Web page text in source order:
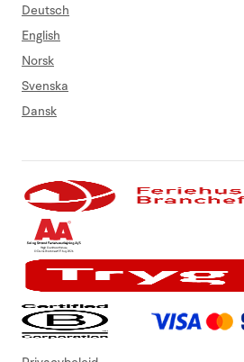
Deutsch
English
Norsk
Svenska
Dansk